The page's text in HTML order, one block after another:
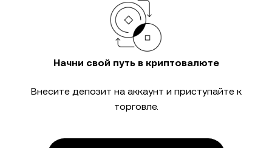
Начни свой путь в криптовалюте
Внесите депозит на аккаунт и приступайте к
торговле.